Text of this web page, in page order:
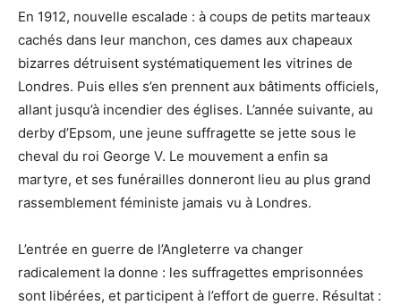
En 1912, nouvelle escalade : à coups de petits marteaux
cachés dans leur manchon, ces dames aux chapeaux
bizarres détruisent systématiquement les vitrines de
Londres. Puis elles s’en prennent aux bâtiments officiels,
allant jusqu’à incendier des églises. L’année suivante, au
derby d’Epsom, une jeune suffragette se jette sous le
cheval du roi George V. Le mouvement a enfin sa
martyre, et ses funérailles donneront lieu au plus grand
rassemblement féministe jamais vu à Londres.
L’entrée en guerre de l’Angleterre va changer
radicalement la donne : les suffragettes emprisonnées
sont libérées, et participent à l’effort de guerre. Résultat :